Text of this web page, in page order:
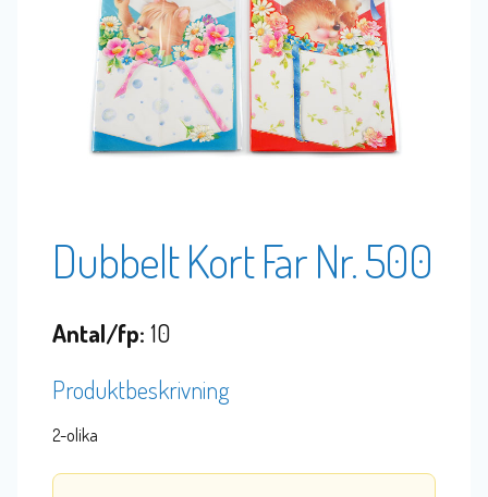
Dubbelt Kort Far Nr. 500
Antal/fp: 10
Produktbeskrivning
2-olika